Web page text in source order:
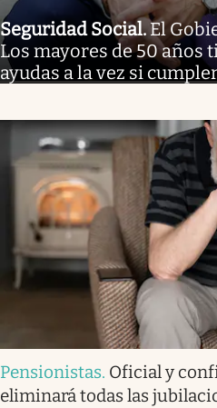
Seguridad Social.El
Los mayores de 50 años
ayudas a la vez si
Pensionistas. Oficial y
eliminará todas las